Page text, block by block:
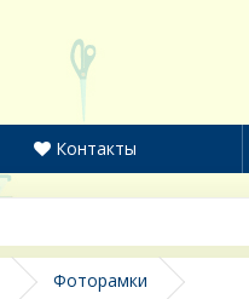
Контакты
Фоторамки